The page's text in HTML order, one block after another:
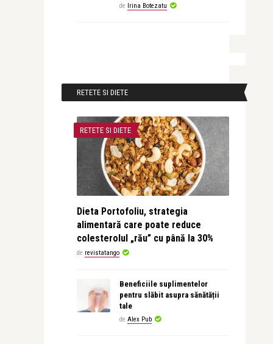
de Irina Botezatu
RETETE SI DIETE
RETETE SI DIETE
Dieta Portofoliu, strategia
alimentară care poate reduce
colesterolul „rău” cu până la 30%
de revistatango
Beneficiile suplimentelor
pentru slăbit asupra sănătății
tale
de Alex Pub